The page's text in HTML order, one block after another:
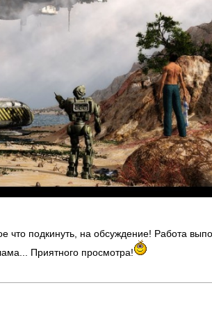
что подкинуть, на обсуждение! Работа
Приятного просмотра!